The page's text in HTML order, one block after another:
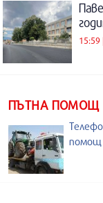
15:59
ПЪТНА ПОМОЩ
помощ